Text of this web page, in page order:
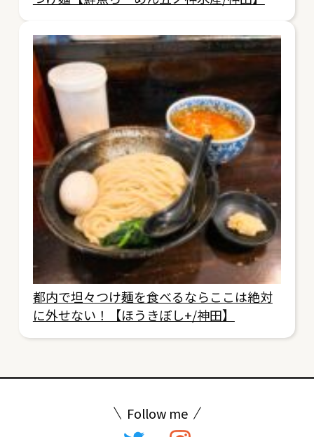
都内で坦々つけ麺を食べるならここは絶対
に外せない！【ほうきぼし+/神田】
Follow me